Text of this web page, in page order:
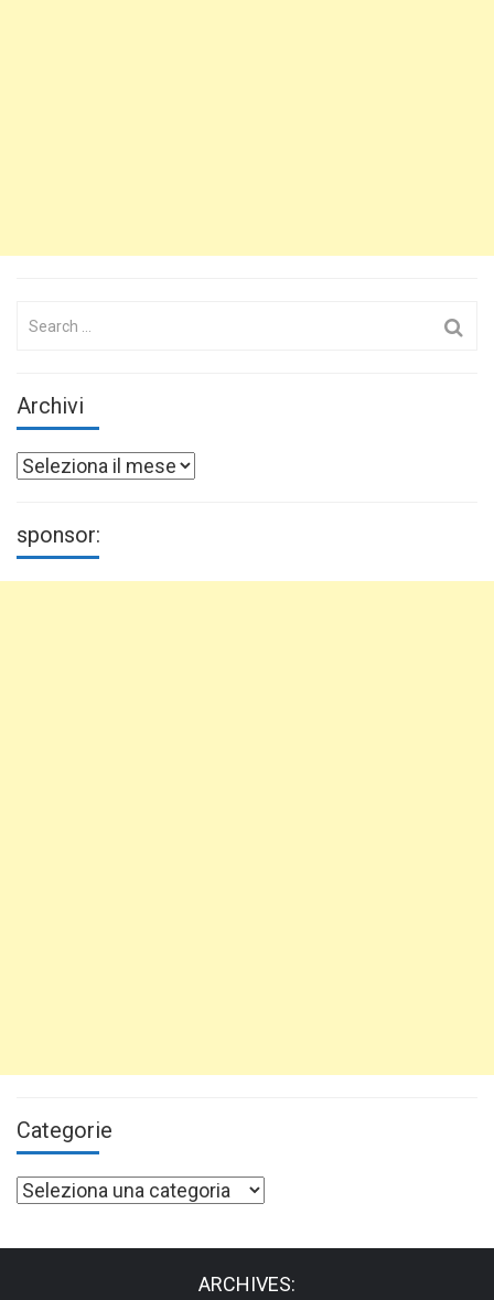
Archivi
Archivi
sponsor:
Categorie
Categorie
ARCHIVES: